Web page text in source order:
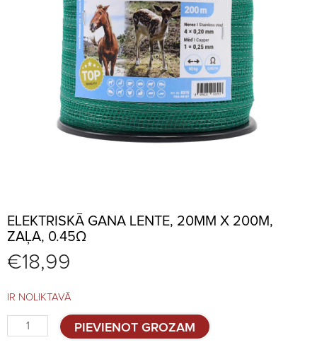
ELEKTRISKĀ GANA LENTE, 20MM X 200M,
ZAĻA, 0.45Ω
€18,99
IR NOLIKTAVĀ
Elektriskā
gana
PIEVIENOT GROZAM